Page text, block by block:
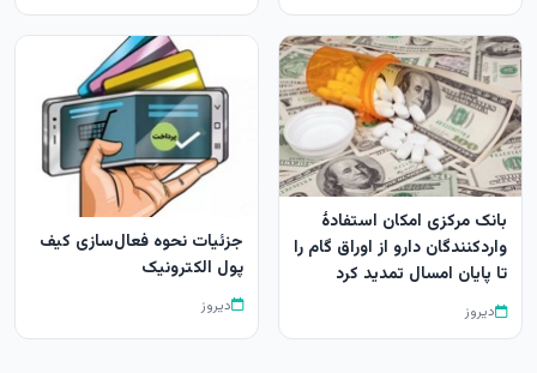
بانک مرکزی امکان استفادۀ
واردکنندگان دارو از اوراق گام را
تا پایان امسال تمدید کرد
دیروز
جزئیات نحوه فعال‌سازی کیف
پول الکترونیک
دیروز